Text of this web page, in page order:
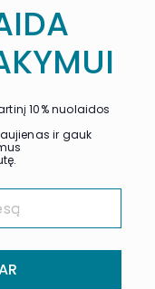
10% nuolaidos
ir gauk